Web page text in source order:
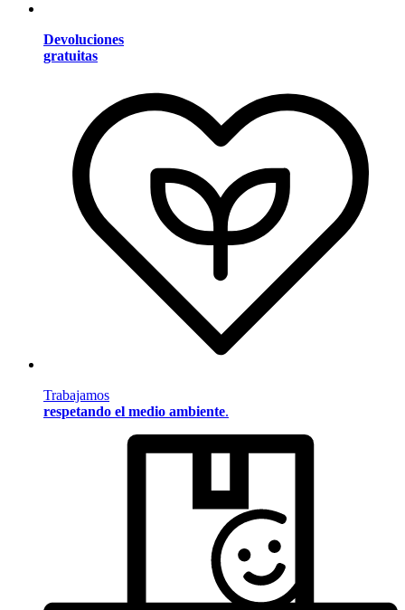
Devoluciones
gratuitas
Trabajamos
respetando el medio ambiente.